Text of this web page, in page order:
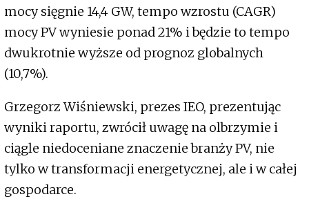
mocy sięgnie 14,4 GW, tempo wzrostu (CAGR)
mocy PV wyniesie ponad 21% i będzie to tempo
dwukrotnie wyższe od prognoz globalnych
(10,7%).
Grzegorz Wiśniewski, prezes IEO, prezentując
wyniki raportu, zwrócił uwagę na olbrzymie i
ciągle niedoceniane znaczenie branży PV, nie
tylko w transformacji energetycznej, ale i w całej
gospodarce.